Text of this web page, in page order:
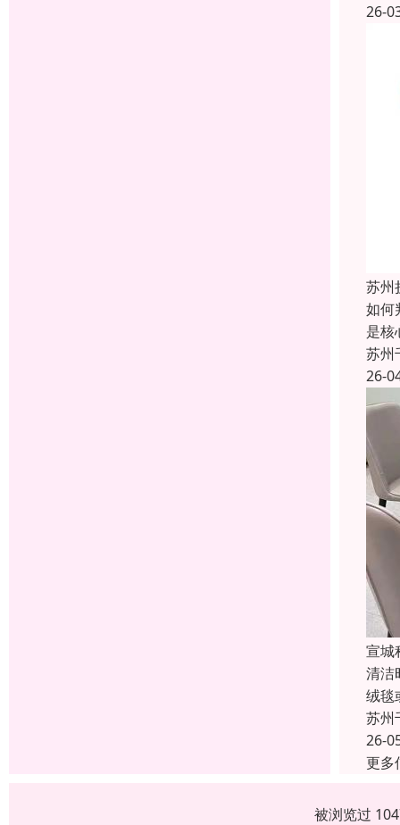
26-
苏州
如何
是‌核
苏州
26-
宣城
清洁
绒毯
苏州
26-
更多
被浏览过